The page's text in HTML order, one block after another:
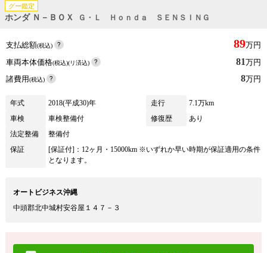
グー鑑定
ホンダ Ｎ－ＢＯＸ Ｇ・Ｌ Ｈｏｎｄａ ＳＥＮＳＩＮＧ
支払総額(税込) 89万円
車両本体価格(税込)(リ済込) 81万円
諸費用(税込) 8万円
年式 2018(平成30)年 走行
7.1万km
車検
車検整備付 修復歴
あり
法定整備
整備付
保証
[保証付]：12ヶ月・15000km ※いずれか早い時期が保証適用の条件
となります。
オートビジネス沖縄
中頭郡北中城村安谷屋１４７－３